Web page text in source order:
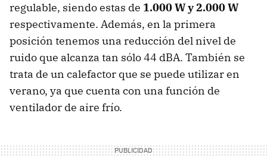
regulable, siendo estas de 1.000 W y 2.000 W
respectivamente. Además, en la primera
posición tenemos una reducción del nivel de
ruido que alcanza tan sólo 44 dBA. También se
trata de un calefactor que se puede utilizar en
verano, ya que cuenta con una función de
ventilador de aire frío.